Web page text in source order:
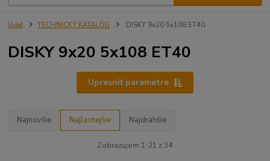
Úvod TECHNICKÝ KATALÓG DISKY 9x20 5x108 ET40
DISKY 9x20 5x108 ET40
Upresniť parametre
Najnovšie Najlacnejšie Najdrahšie
Zobrazujem 1-21 z 34